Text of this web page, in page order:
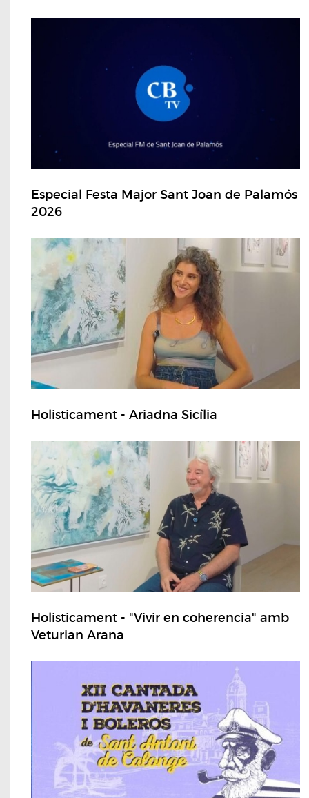
Especial Festa Major Sant Joan de Palamós
2026
Holisticament - Ariadna Sicília
Holisticament - "Vivir en coherencia" amb
Veturian Arana